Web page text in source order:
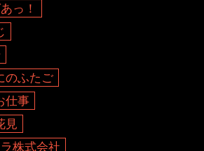
っ！
のふたご
仕事
見
株式会社